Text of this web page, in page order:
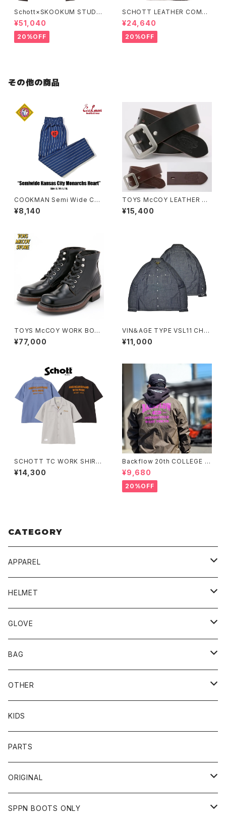
Schott×SKOOKUM STUDIU
M JACKET FINEST QUALIT
Y
¥51,040
20%OFF
SCHOTT LEATHER COMBI
DOWN VEST
¥24,640
20%OFF
その他の商品
COOKMAN Semi Wide Che
f Pants KANSAS CITY
¥8,140
TOYS McCOY LEATHER GA
RRISON BELT
¥15,400
TOYS McCOY WORK BOO
TS "SAXON" GLASS LEATH
ER
¥77,000
VIN＆AGE TYPE VSL11 CHA
MBRAY SHIRT
¥11,000
SCHOTT TC WORK SHIRT
AMERICAN BRAND WITH P
RIDE EMB
¥14,300
Backflow 20th COLLEGE C
OACH JACKET
¥9,680
20%OFF
CATEGORY
APPAREL
BLUCO
TOPS
BOTTOMS
UNCROWD
SHADE
TOPS
CYCLE ZOMBIES
TOPS
CAP
SCHOTT
OTHER
SHIRTS
VANSON
OTHER
SHIRTS
TOYS McCOY
OTHER
TOPS
VIN&AGE
WEAR
HARLEY DAVIDSON
HELMET
BUCO
SHOEI
DIN MARKET
72JAM
リード工業
GLOVE
MECHANIX WEAR
JRP
CHURCHILL
NAPA
DIN MARKET
BAG
DEGNER
ROUGH TAIL
DIN MARKET
STREAM TRAIL
BAG
OTHER
LEUS
HTC
SLOW WEAR LION
STANCE
KIDS
PARTS
ORIGINAL
TOPS
SPPN BOOTS ONLY